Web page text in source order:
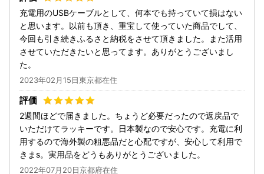
充電用のUSBケーブルとして、何本でも持っていて損はない
と思います。以前も頂き、重宝して使っていた商品でして、
今回も引き続きふるさと納税をさせて頂きました。また活用
させていただきたいと思ってます。ありがとうございまし
た。
2023年02月15日東京都在住
2週間ほどで届きました。ちょうど必要だったので返戻品で
いただけてラッキーです。日本製なので安心です。充電に利
用するので海外製の粗悪品だと心配ですが、安心して利用で
きまs。実用品をどうもありがとうございました。
2022年07月20日京都府在住